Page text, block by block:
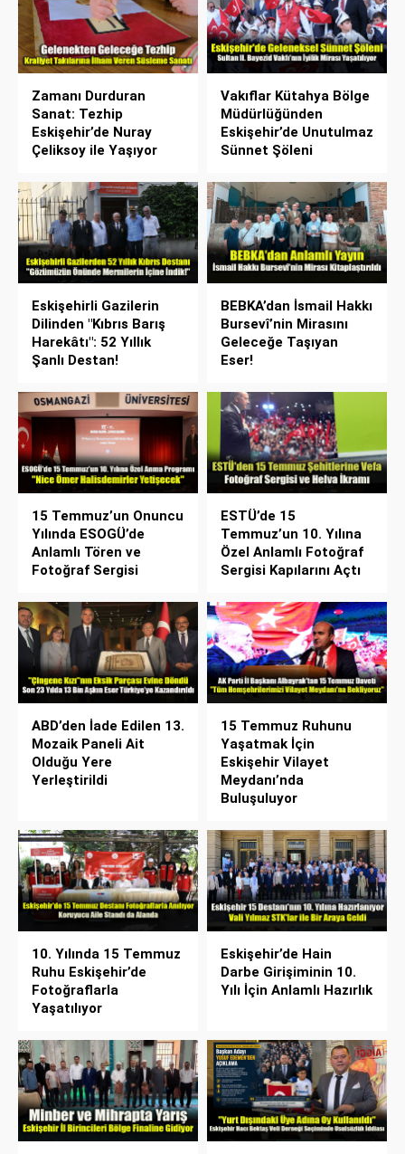
Zamanı Durduran
Sanat: Tezhip
Eskişehir’de Nuray
Çeliksoy ile Yaşıyor
Vakıflar Kütahya Bölge
Müdürlüğünden
Eskişehir’de Unutulmaz
Sünnet Şöleni
Eskişehirli Gazilerin
Dilinden "Kıbrıs Barış
Harekâtı": 52 Yıllık
Şanlı Destan!
BEBKA’dan İsmail Hakkı
Bursevî’nin Mirasını
Geleceğe Taşıyan
Eser!
15 Temmuz’un Onuncu
Yılında ESOGÜ’de
Anlamlı Tören ve
Fotoğraf Sergisi
ESTÜ’de 15
Temmuz’un 10. Yılına
Özel Anlamlı Fotoğraf
Sergisi Kapılarını Açtı
ABD’den İade Edilen 13.
Mozaik Paneli Ait
Olduğu Yere
Yerleştirildi
15 Temmuz Ruhunu
Yaşatmak İçin
Eskişehir Vilayet
Meydanı’nda
Buluşuluyor
10. Yılında 15 Temmuz
Ruhu Eskişehir’de
Fotoğraflarla
Yaşatılıyor
Eskişehir’de Hain
Darbe Girişiminin 10.
Yılı İçin Anlamlı Hazırlık